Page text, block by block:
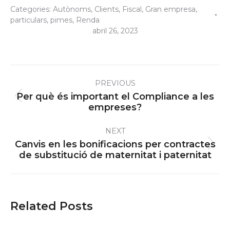
Categories: Autònoms, Clients, Fiscal, Gran empresa,
particulars, pimes, Renda
abril 26, 2023
navigationPREVIOUS
Previous
post:
Per què és important el Compliance a les
empreses?
NEXT
Next
post:
Canvis en les bonificacions per contractes
de substitució de maternitat i paternitat
Related Posts